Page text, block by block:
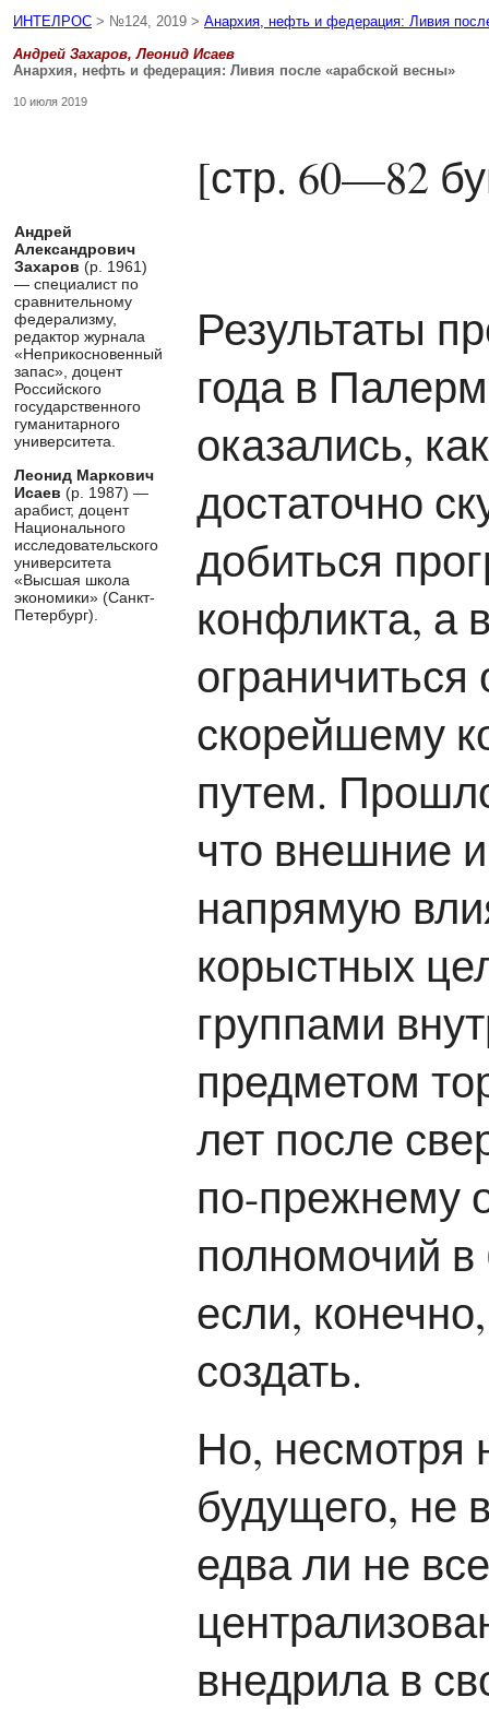
ИНТЕЛРОС > №124, 2019 > Анархия, нефть и федерация: Ливия
Андрей Захаров, Леонид Исаев
Анархия, нефть и федерация: Ливия после «арабской весны»
10 июля 2019
Андрей
Александрович
Захаров (р. 1961)
— специалист по
сравнительному
федерализму,
редактор журнала
«Неприкосновенный
запас», доцент
Российского
государственного
гуманитарного
университета.
Леонид Маркович
Исаев (р. 1987) —
арабист, доцент
Национального
исследовательского
университета
«Высшая школа
экономики» (Санкт-
Петербург).
[стр. 60—82
Результаты
года в
оказались,
достаточно
добиться
конфликта, а
скорейшему
путем.
что внешние
напрямую
корыстных
группами
предметом
лет после
по-прежнему
полномочий в
если,
создать.
Но, несмотря
будущего, не
едва ли не
внедрила в